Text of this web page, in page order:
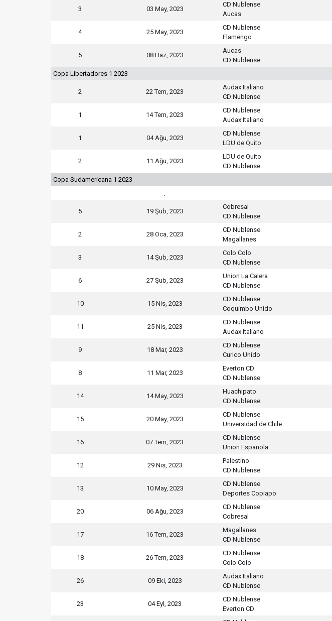
3 03 May, 2023
CD Nublense
Aucas
4 25 May, 2023
CD Nublense
Flamengo
5 08 Haz, 2023
Aucas
CD Nublense
Copa Libertadores 1 2023
2 22 Tem, 2023
Audax Italiano
CD Nublense
1 14 Tem, 2023
CD Nublense
Audax Italiano
1 04 Ağu, 2023
CD Nublense
LDU de Quito
2 11 Ağu, 2023
LDU de Quito
CD Nublense
Copa Sudamericana 1 2023
,
5 19 Şub, 2023
Cobresal
CD Nublense
2 28 Oca, 2023
CD Nublense
Magallanes
3 14 Şub, 2023
Colo Colo
CD Nublense
6 27 Şub, 2023
Union La Calera
CD Nublense
10 15 Nis, 2023
CD Nublense
Coquimbo Unido
11 25 Nis, 2023
CD Nublense
Audax Italiano
9 18 Mar, 2023
CD Nublense
Curico Unido
8 11 Mar, 2023
Everton CD
CD Nublense
14 14 May, 2023
Huachipato
CD Nublense
15 20 May, 2023
CD Nublense
Universidad de Chile
16 07 Tem, 2023
CD Nublense
Union Espanola
12 29 Nis, 2023
Palestino
CD Nublense
13 10 May, 2023
CD Nublense
Deportes Copiapo
20 06 Ağu, 2023
CD Nublense
Cobresal
17 16 Tem, 2023
Magallanes
CD Nublense
18 26 Tem, 2023
CD Nublense
Colo Colo
26 09 Eki, 2023
Audax Italiano
CD Nublense
23 04 Eyl, 2023
CD Nublense
Everton CD